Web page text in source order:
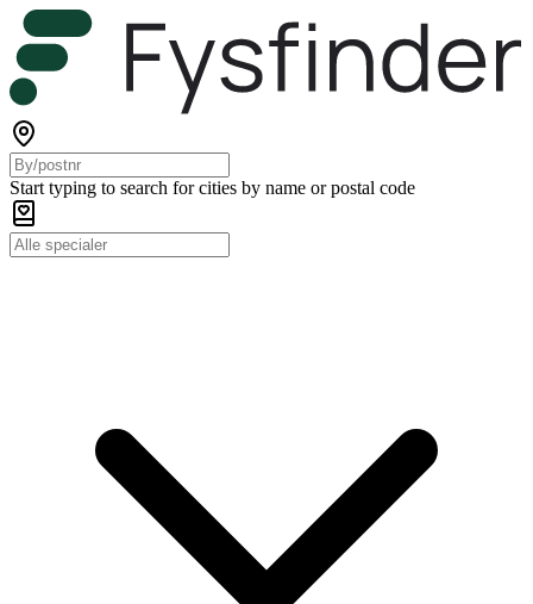
Start typing to search for cities by name or postal code